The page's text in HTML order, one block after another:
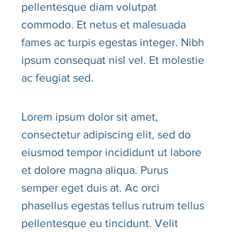
pellentesque diam volutpat
commodo. Et netus et malesuada
fames ac turpis egestas integer. Nibh
ipsum consequat nisl vel. Et molestie
ac feugiat sed.
Lorem ipsum dolor sit amet,
consectetur adipiscing elit, sed do
eiusmod tempor incididunt ut labore
et dolore magna aliqua. Purus
semper eget duis at. Ac orci
phasellus egestas tellus rutrum tellus
pellentesque eu tincidunt. Velit